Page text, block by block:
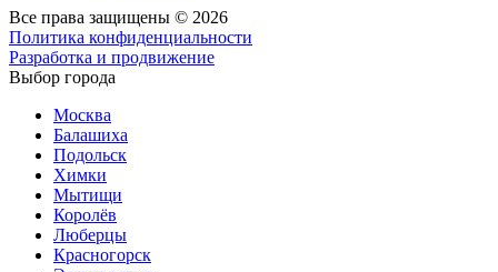
Все права защищены © 2026
Политика конфиденциальности
Разработка и продвижение
Выбор города
Москва
Балашиха
Подольск
Химки
Мытищи
Королёв
Люберцы
Красногорск